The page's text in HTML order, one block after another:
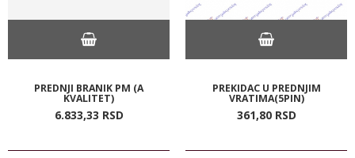
PREDNJI BRANIK PM (A
KVALITET)
6.833,33 RSD
PREKIDAC U PREDNJIM
VRATIMA(5PIN)
361,80 RSD